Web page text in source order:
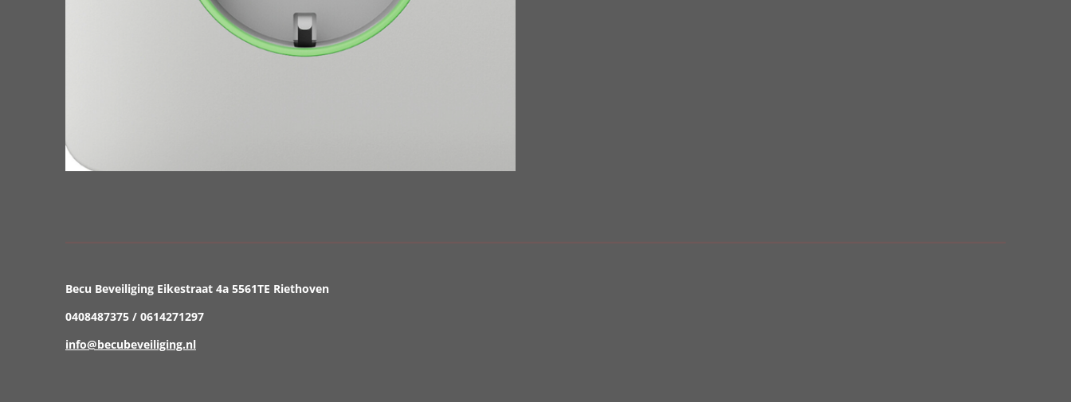
Becu Beveiliging Eikestraat 4a 5561TE Riethoven
0408487375 / 0614271297
info@becubeveiliging.nl